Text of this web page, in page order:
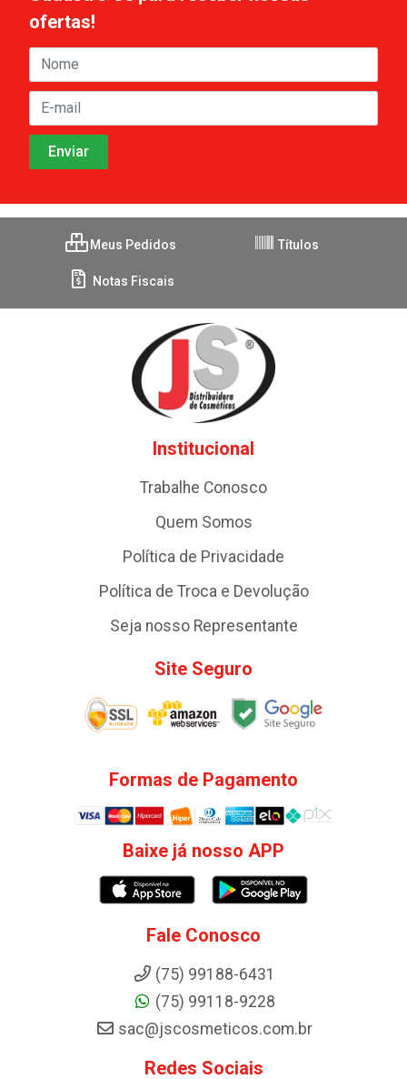
ofertas!
Meus Pedidos Títulos
Notas Fiscais
Institucional
Trabalhe Conosco
Quem Somos
Política de Privacidade
Política de Troca e Devolução
Seja nosso Representante
Site Seguro
Formas de Pagamento
Baixe já nosso APP
Fale Conosco
(75) 99188-6431
(75) 99118-9228
sac@jscosmeticos.com.br
Redes Sociais